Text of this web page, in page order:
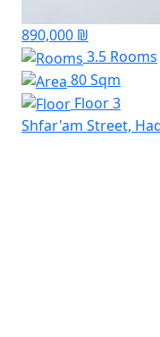
890,000 ₪
3.5 Rooms
80 Sqm
Floor 3
Shfar'am Street,